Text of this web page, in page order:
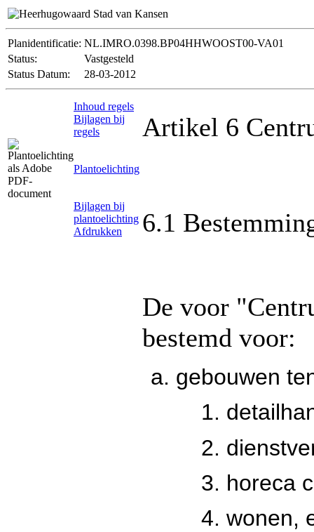
Planidentificatie: NL.IMRO.0398.BP04HHWOOST00-VA01
Status:
Vastgesteld
Status Datum:
28-03-2012
Inhoud regels
Bijlagen bij
regels
Plantoelichting
Bijlagen bij
plantoelichting
Afdrukken
Artikel 6
6.1
De voor
bestemd voor:
gebouwen
horeca
wonen,